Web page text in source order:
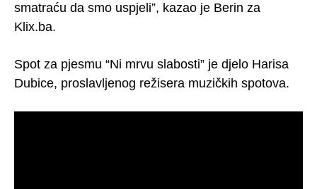
smatraću da smo uspjeli”, kazao je Berin za
Klix.ba.
Spot za pjesmu “Ni mrvu slabosti” je djelo Harisa
Dubice, proslavljenog režisera muzičkih spotova.